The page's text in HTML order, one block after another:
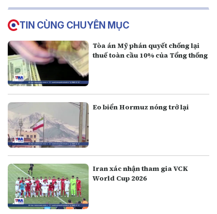
TIN CÙNG CHUYÊN MỤC
Tòa án Mỹ phán quyết chống lại
thuế toàn cầu 10% của Tổng thống
Eo biển Hormuz nóng trở lại
Iran xác nhận tham gia VCK
World Cup 2026